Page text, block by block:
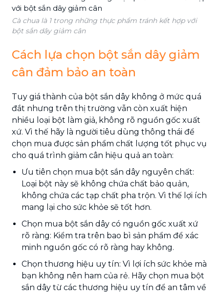
Cà chua là 1 trong những thực phẩm tránh kết hợp với
bột sắn dây giảm cân
Cách lựa chọn bột sắn dây giảm
cân đảm bảo an toàn
Tuy giá thành của bột sắn dây không ở mức quá
đắt nhưng trên thị trường vẫn còn xuất hiện
nhiều loại bột làm giả, không rõ nguồn gốc xuất
xứ. Vì thế hãy là người tiêu dùng thông thái để
chọn mua được sản phẩm chất lượng tốt phục vụ
cho quá trình giảm cân hiệu quả an toàn:
Ưu tiên chọn mua bột sắn dây nguyên chất:
Loại bột này sẽ không chứa chất bảo quản,
không chứa các tạp chất pha trộn. Vì thế lợi ích
mang lại cho sức khỏe sẽ tốt hơn.
Chọn mua bột sắn dây có nguồn gốc xuất xứ
rõ ràng: Kiểm tra trên bao bì sản phẩm để xác
minh nguồn gốc có rõ ràng hay không.
Chọn thương hiệu uy tín: Vì lợi ích sức khỏe mà
bạn không nên ham của rẻ. Hãy chọn mua bột
sắn dây từ các thương hiệu uy tín để an tâm về